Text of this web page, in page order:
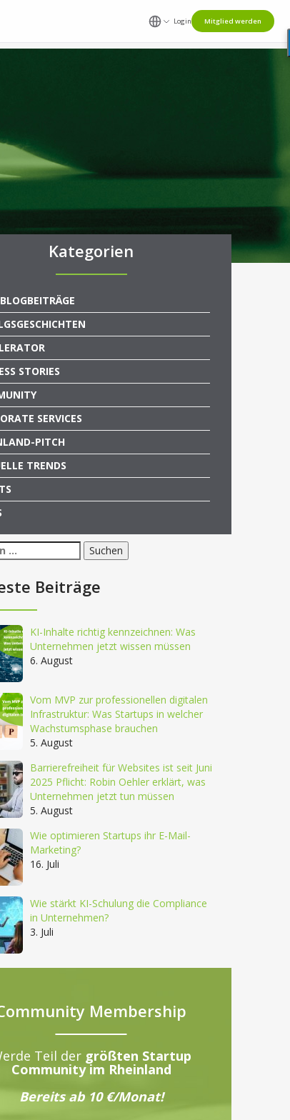
Login Mitglied werden
Kategorien
STORIES
SERVICES
PITCH
TRENDS
Beiträge
KI-Inhalte richtig kennzeichnen: Was
Unternehmen jetzt wissen müssen
6. August
Vom MVP zur professionellen digitalen
Infrastruktur: Was Startups in welcher
Wachstumsphase brauchen
5. August
Barrierefreiheit für Websites ist seit Juni
2025 Pflicht: Robin Oehler erklärt, was
Unternehmen jetzt tun müssen
5. August
Wie optimieren Startups ihr E-Mail-
Marketing?
16. Juli
Wie stärkt KI-Schulung die Compliance
in Unternehmen?
3. Juli
Membership
Teil der größten Startup
Community im Rheinland
Bereits ab 10 €/Monat!